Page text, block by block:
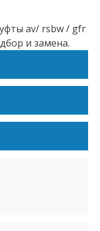
av/ rsbw / gfr
и замена.